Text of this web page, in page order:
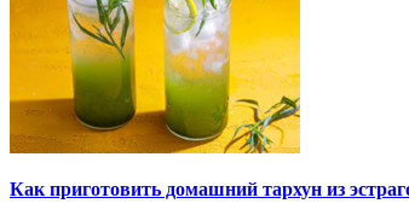
Как приготовить домашний тархун из